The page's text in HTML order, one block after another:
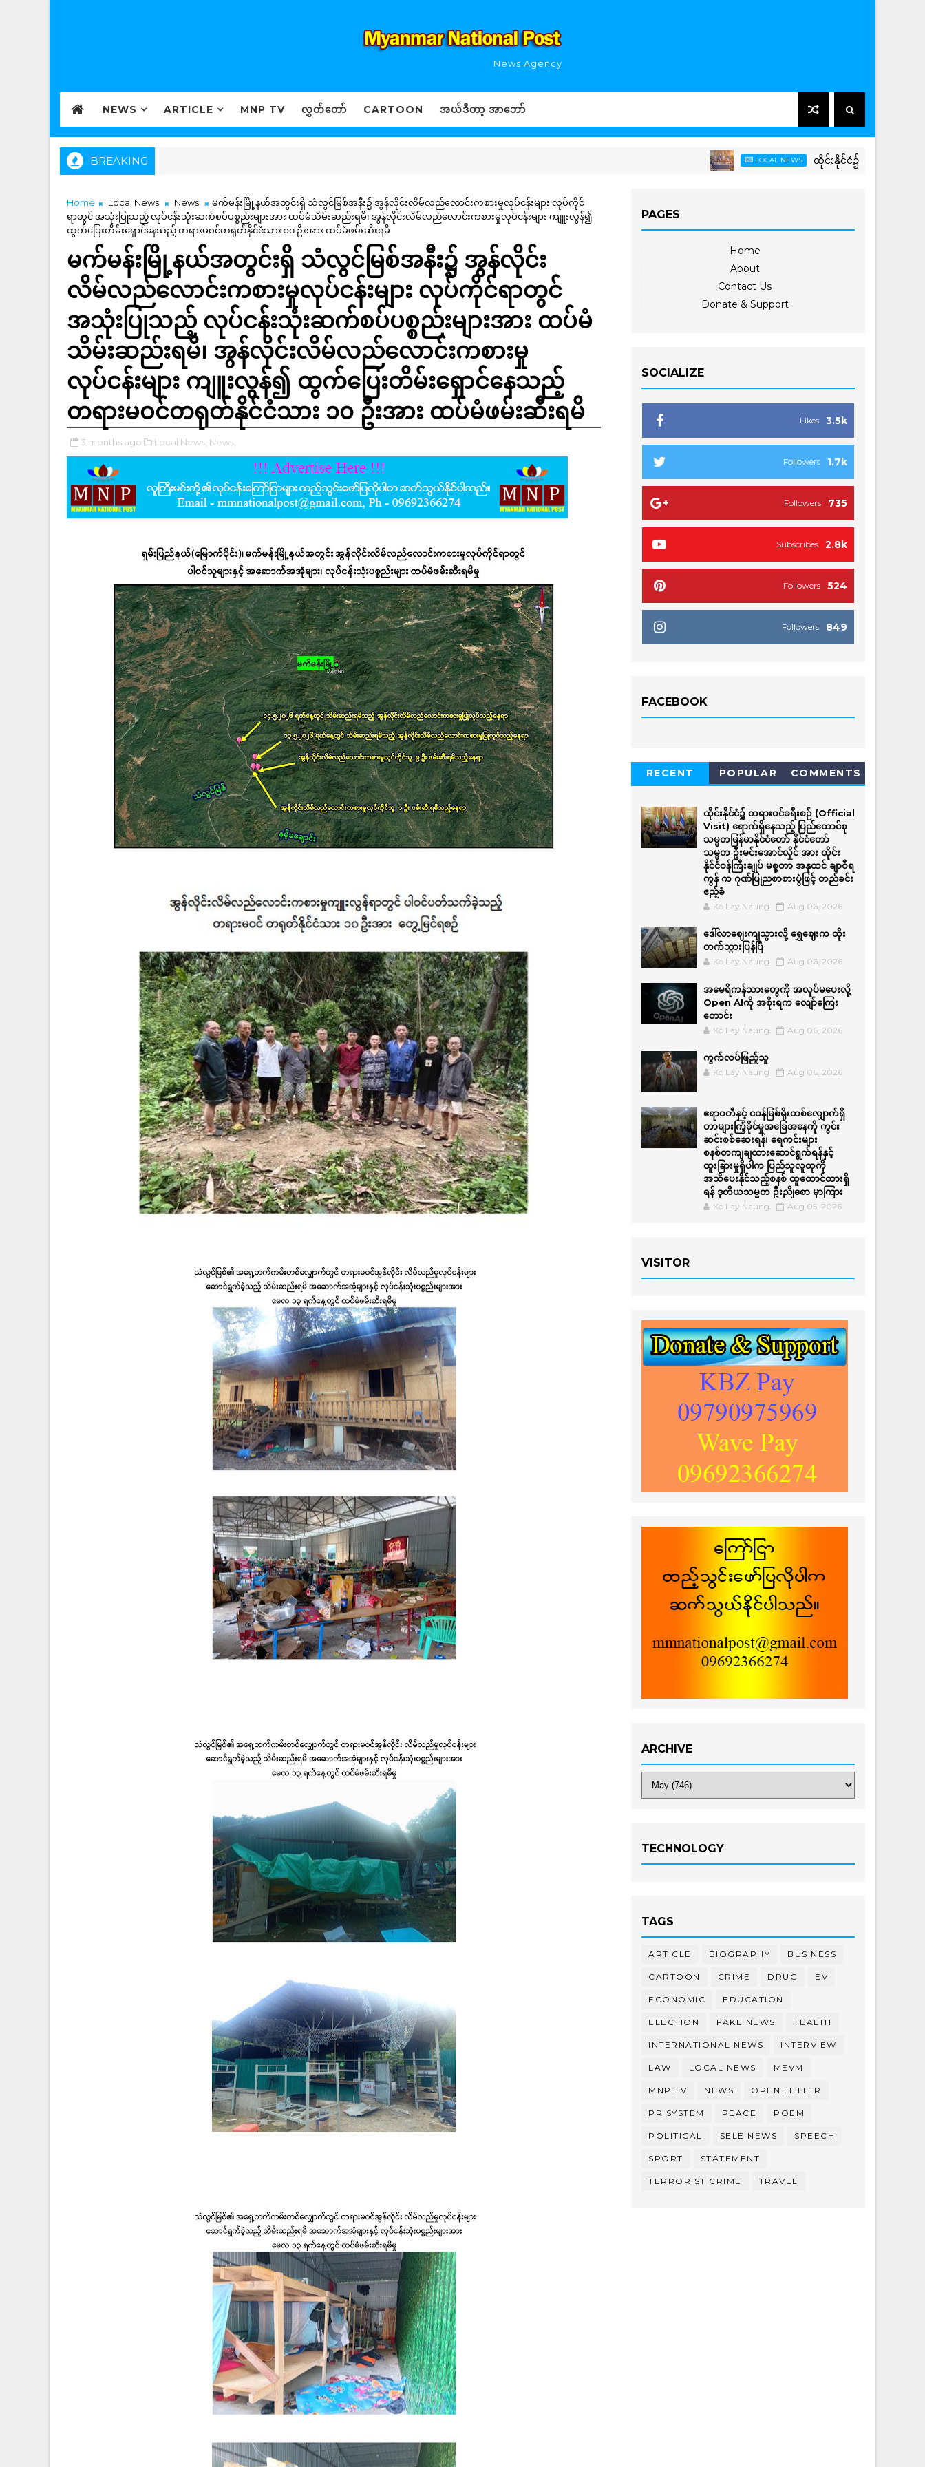
News Agency
NEWS ARTICLE MNP TV လွှတ်တော် CARTOON အယ်ဒီတာ့ အာဘော်
BREAKING LOCAL NEWS ထိုင်းနိုင်ငံ၌ တရားဝင်ခရီးစဉ်
Home Local News News
မက်မန်းမြို့နယ်အတွင်းရှိ သံလွင်မြစ်အနီး၌ အွန်လိုင်းလိမ်လည်လောင်းကစားမှုလုပ်ငန်းများ လုပ်ကိုင်
ရာတွင် အသုံးပြုသည့် လုပ်ငန်းသုံးဆက်စပ်ပစ္စည်းများအား ထပ်မံသိမ်းဆည်းရမိ၊ အွန်လိုင်းလိမ်လည်လောင်းကစားမှုလုပ်ငန်းများ ကျူးလွန်၍
ထွက်ပြေးတိမ်းရှောင်နေသည့် တရားမဝင်တရုတ်နိုင်ငံသား ၁၀ ဦးအား ထပ်မံဖမ်းဆီးရမိ
မက်မန်းမြို့နယ်အတွင်းရှိ သံလွင်မြစ်အနီး၌ အွန်လိုင်း
လိမ်လည်လောင်းကစားမှုလုပ်ငန်းများ လုပ်ကိုင်ရာတွင်
အသုံးပြုသည့် လုပ်ငန်းသုံးဆက်စပ်ပစ္စည်းများအား ထပ်မံ
သိမ်းဆည်းရမိ၊ အွန်လိုင်းလိမ်လည်လောင်းကစားမှု
လုပ်ငန်းများ ကျူးလွန်၍ ထွက်ပြေးတိမ်းရှောင်နေသည့်
တရားမဝင်တရုတ်နိုင်ငံသား ၁၀ ဦးအား ထပ်မံဖမ်းဆီးရမိ
3 months ago Local News, News,
PAGES
Home
About
Contact Us
Donate & Support
SOCIALIZE
3.5k
Likes
1.7k
Followers
735
Followers
2.8k
Subscribes
524
Followers
849
Followers
FACEBOOK
RECENT POPULAR COMMENTS
ထိုင်းနိုင်ငံ၌ တရားဝင်ခရီးစဉ် (Official
Visit) ရောက်ရှိနေသည့် ပြည်ထောင်စု
သမ္မတမြန်မာနိုင်ငံတော် နိုင်ငံတော်
သမ္မတ ဦးမင်းအောင်လှိုင် အား ထိုင်း
နိုင်ငံဝန်ကြီးချုပ် မစ္စတာ အနုထင် ချာဝီရ
ကွန် က ဂုဏ်ပြုညစာစားပွဲဖြင့် တည်ခင်း
ဧည့်ခံ
Ko Lay Naung Aug 06, 2026
ဒေါ်လာဈေးကျသွားလို့ ရွှေဈေးက ထိုး
တက်သွားပြန်ပြီ
Ko Lay Naung Aug 06, 2026
အမေရိကန်သားတွေကို အလုပ်မပေးလို့
Open AIကို အစိုးရက လျော်ကြေး
တောင်း
Ko Lay Naung Aug 06, 2026
ကွက်လပ်ဖြည့်သူ
Ko Lay Naung Aug 06, 2026
ဧရာဝတီနှင့် ငဝန်မြစ်ရိုးတစ်လျှောက်ရှိ
တာများကြံ့ခိုင်မှုအခြေအနေကို ကွင်း
ဆင်းစစ်ဆေးရန်၊ ရေကင်းများ
စနစ်တကျချထားဆောင်ရွက်ရန်နှင့်
ထူးခြားမှုရှိပါက ပြည်သူလူထုကို
အသိပေးနိုင်သည့်စနစ် ထူထောင်ထားရှိ
ရန် ဒုတိယသမ္မတ ဦးညိုစော မှာကြား
Ko Lay Naung Aug 05, 2026
VISITOR
ARCHIVE
TECHNOLOGY
TAGS
ARTICLE BIOGRAPHY BUSINESS
CARTOON CRIME DRUG EV
ECONOMIC EDUCATION
ELECTION FAKE NEWS HEALTH
INTERNATIONAL NEWS INTERVIEW
LAW LOCAL NEWS MEVM
MNP TV NEWS OPEN LETTER
PR SYSTEM PEACE POEM
POLITICAL SELE NEWS SPEECH
SPORT STATEMENT
TERRORIST CRIME TRAVEL